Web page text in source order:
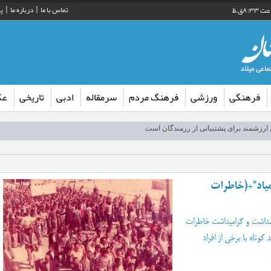
تماس با ما درباره ما
فرهنگی ورزشی فرهنگ مردم سرمقاله ادبی تاریخی کهن تا افق‌های مبهم برای بازسازی
برای پشتیبانی از رزمندگان است
کارشناسی ارشد دانشگاه دولتی لار
سپاه فارس در راستای توسعه ورزش کشتی لارستان
در کتابخانه عمومی گنج شایگان لار
و گرامیداشت خاطرات
با برخی از افراد